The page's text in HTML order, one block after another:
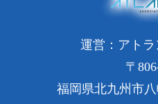
運営：アト
〒
福岡県北九州市